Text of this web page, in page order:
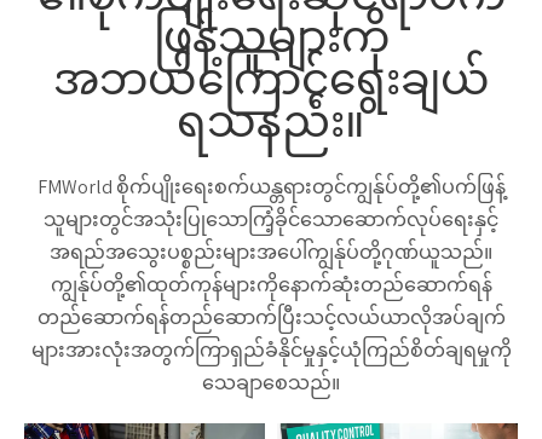
ဖြန့်သူများကို
အဘယ်ကြောင့်ရွေးချယ်
ရသနည်း။
FMWorld စိုက်ပျိုးရေးစက်ယန္တရားတွင်ကျွန်ုပ်တို့၏ပက်ဖြန့်
သူများတွင်အသုံးပြုသောကြံ့ခိုင်သောဆောက်လုပ်ရေးနှင့်
အရည်အသွေးပစ္စည်းများအပေါ်ကျွန်ုပ်တို့ဂုဏ်ယူသည်။
ကျွန်ုပ်တို့၏ထုတ်ကုန်များကိုနောက်ဆုံးတည်ဆောက်ရန်
တည်ဆောက်ရန်တည်ဆောက်ပြီးသင့်လယ်ယာလိုအပ်ချက်
များအားလုံးအတွက်ကြာရှည်ခံနိုင်မှုနှင့်ယုံကြည်စိတ်ချရမှုကို
သေချာစေသည်။